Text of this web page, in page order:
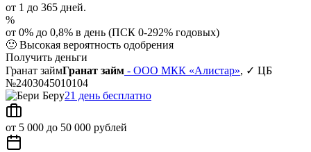
от 1 до 365 дней.
%
от 0% до 0,8% в день (ПСК 0-292% годовых)
🙂 Высокая вероятность одобрения
Получить деньги
Гранат займГранат займ - ООО МКК «Алистар», ✓ ЦБ
№2403045010104
21 день бесплатно
от 5 000 до 50 000 рублей